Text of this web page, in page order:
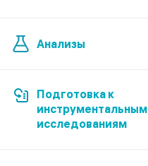
Анализы
Подготовка к
инструментальным
исследованиям